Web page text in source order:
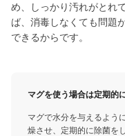
め、しっかり汚れがとれ
ば、消毒しなくても問題
できるからです。
マグを使う場合は定期的
マグで水分を与えるよう
燥させ、定期的に除菌を